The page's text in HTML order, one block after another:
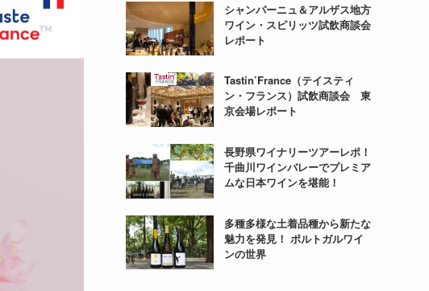
シャンパーニュ＆アルザス地方
ワイン・スピリッツ試飲商談会
レポート
Tastin’France（テイスティ
ン・フランス）試飲商談会 東
京会場レポート
長野県ワイナリーツアーレポ！
千曲川ワインバレーでプレミア
ムな日本ワインを堪能！
多種多様な土着品種から新たな
魅力を発見！ ポルトガルワイ
ンの世界